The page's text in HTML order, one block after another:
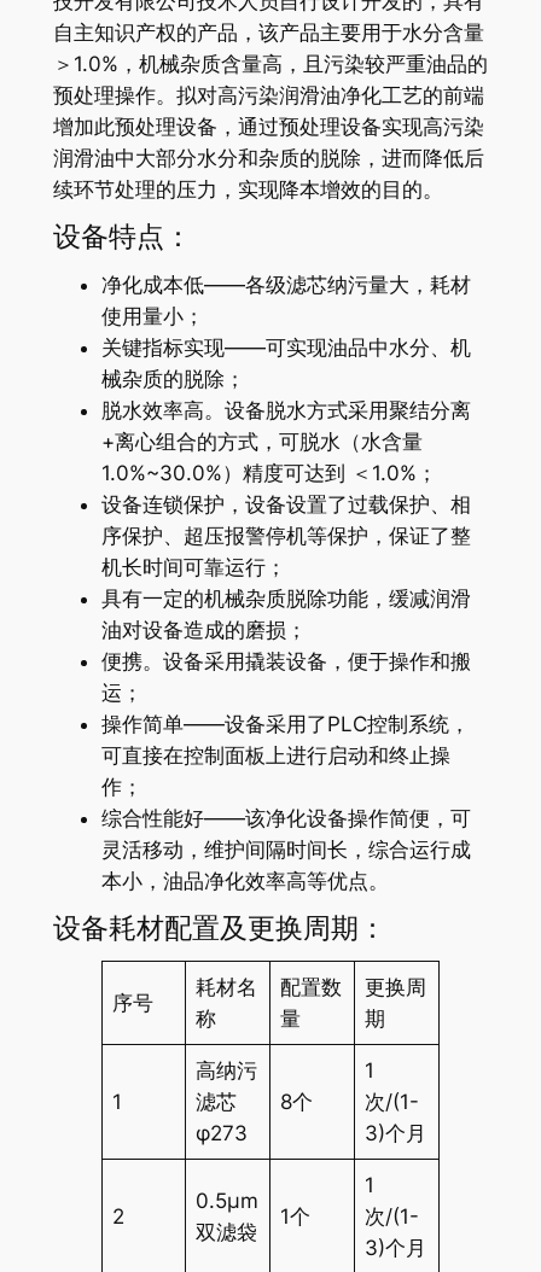
自主知识产权的产品，该产品主要用于水分含量
＞1.0%，机械杂质含量高，且污染较严重油品的
预处理操作。拟对高污染润滑油净化工艺的前端
增加此预处理设备，通过预处理设备实现高污染
润滑油中大部分水分和杂质的脱除，进而降低后
续环节处理的压力，实现降本增效的目的。
设备特点：
净化成本低——各级滤芯纳污量大，耗材
使用量小；
关键指标实现——可实现油品中水分、机
械杂质的脱除；
脱水效率高。设备脱水方式采用聚结分离
+离心组合的方式，可脱水（水含量
1.0%~30.0%）精度可达到 ＜1.0%；
设备连锁保护，设备设置了过载保护、相
序保护、超压报警停机等保护，保证了整
机长时间可靠运行；
具有一定的机械杂质脱除功能，缓减润滑
油对设备造成的磨损；
便携。设备采用撬装设备，便于操作和搬
运；
操作简单——设备采用了PLC控制系统，
可直接在控制面板上进行启动和终止操
作；
综合性能好——该净化设备操作简便，可
灵活移动，维护间隔时间长，综合运行成
本小，油品净化效率高等优点。
设备耗材配置及更换周期：
序号
耗材名
称
配置数
量
更换周
期
1
高纳污
滤芯
φ273
8个
1
次/(1-
3)个月
2
0.5μm
双滤袋
1个
1
次/(1-
3)个月